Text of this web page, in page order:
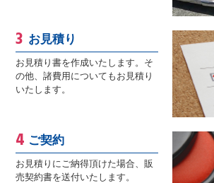
お見積り
お見積り書を作成いたします。そ
の他、諸費用についてもお見積り
いたします。
ご契約
お見積りにご納得頂けた場合、販
売契約書を送付いたします。